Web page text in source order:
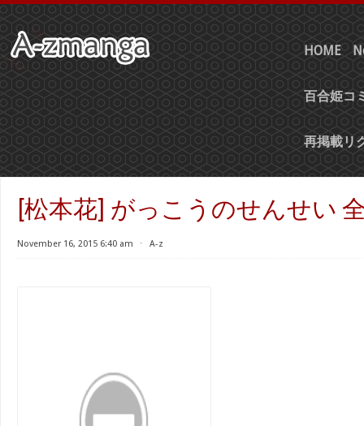
HOME
百合姫コ
再掲載リ
[松本花] がっこうのせんせい
November 16, 2015 6:40 am ⋅ A-z